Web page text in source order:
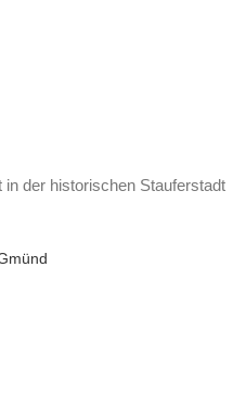
der historischen Stauferstadt